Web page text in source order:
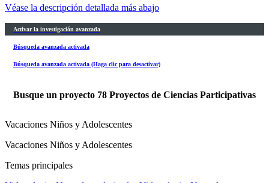
Véase la descripción detallada más abajo
Activar la investigación avanzada
Búsqueda avanzada activada
Búsqueda avanzada activada (Haga clic para desactivar)
Busque un proyecto 78 Proyectos de Ciencias Participativas
Vacaciones Niños y Adolescentes
Vacaciones Niños y Adolescentes
Temas principales